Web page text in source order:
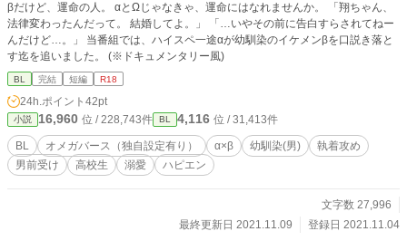
βだけど、運命の人。 ‪α‬とΩじゃなきゃ、運命にはなれませんか。 「翔ちゃん、
法律変わったんだって。 結婚してよ。」 「…いやその前に告白すらされてねー
んだけど…。」 当番組では、ハイスペ一途‪α‬が幼馴染のイケメンβを口説き落と
す迄を追いました。 (※ドキュメンタリー風)
BL 完結 短編 R18
24h.ポイント 42pt
小説 16,960 位 / 228,743件 BL 4,116 位 / 31,413件
BL オメガバース（独自設定有り） ‪α‬×β 幼馴染(男)
執着攻め
男前受け
高校生 溺愛 ハピエン
文字数 27,996
最終更新日 2021.11.09
登録日 2021.11.04